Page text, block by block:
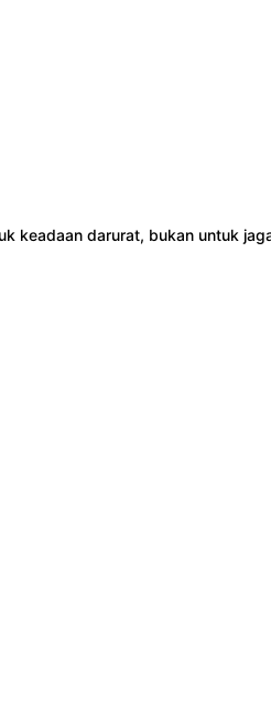
keadaan darurat, bukan untuk